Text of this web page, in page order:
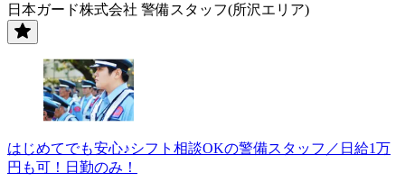
日本ガード株式会社 警備スタッフ(所沢エリア)
はじめてでも安心♪シフト相談OKの警備スタッフ／日給1万
円も可！日勤のみ！